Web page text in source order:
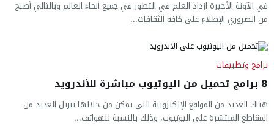
في الآونة الأخيرة ازداد العلم في التطور في جميع أنحاء العالم وبالتالي أصبح
من الضروري الإطلاع على كافة الثقافات...
برامج وتطبيقات
8 برامج تحميل من اليوتيوب مباشرة للأندرويد
هناك العديد من المواقع الإلكترونية التي يمكن من خلالها تنزيل العديد من
المقاطع المنتشرة على اليوتيوب، وذلك بالنسبة للهواتف...